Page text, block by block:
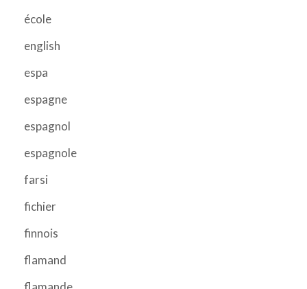
école
english
espa
espagne
espagnol
espagnole
farsi
fichier
finnois
flamand